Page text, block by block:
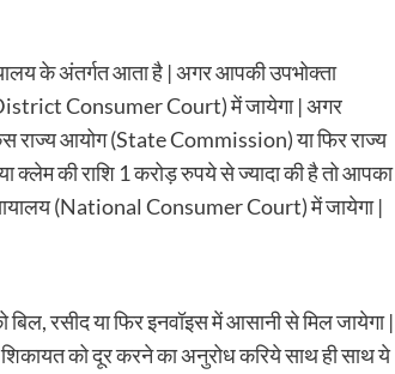
के अंतर्गत आता है | अगर आपकी उपभोक्ता
Consumer Court) में जायेगा | अगर
आयोग (State Commission) या फिर राज्य
की राशि 1 करोड़ रुपये से ज्यादा की है तो आपका
(National Consumer Court) में जायेगा |
रसीद या फिर इनवॉइस में आसानी से मिल जायेगा |
को दूर करने का अनुरोध करिये साथ ही साथ ये